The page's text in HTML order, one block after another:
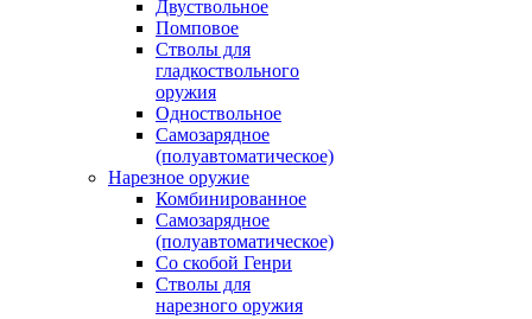
Двуствольное
Помповое
Стволы для
гладкоствольного
оружия
Одноствольное
Самозарядное
(полуавтоматическое)
Нарезное оружие
Комбинированное
Самозарядное
(полуавтоматическое)
Со скобой Генри
Стволы для
нарезного оружия